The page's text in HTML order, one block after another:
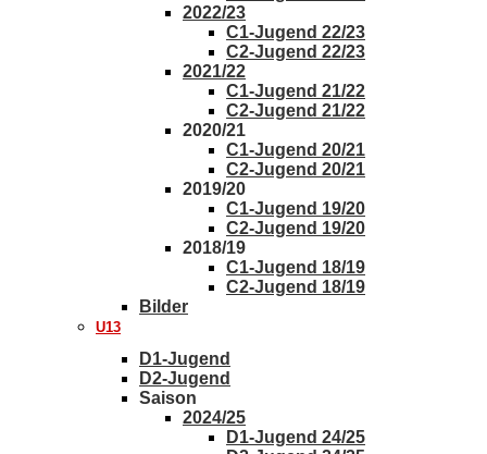
2022/23
C1-Jugend 22/23
C2-Jugend 22/23
2021/22
C1-Jugend 21/22
C2-Jugend 21/22
2020/21
C1-Jugend 20/21
C2-Jugend 20/21
2019/20
C1-Jugend 19/20
C2-Jugend 19/20
2018/19
C1-Jugend 18/19
C2-Jugend 18/19
Bilder
U13
D1-Jugend
D2-Jugend
Saison
2024/25
D1-Jugend 24/25